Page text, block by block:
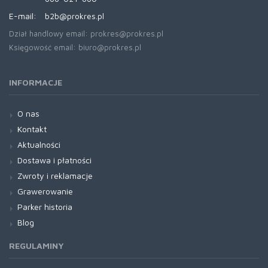
E-mail:
b2b@prokres.pl
Dział handlowy email: prokres@prokres.pl
Księgowość email: biuro@prokres.pl
INFORMACJE
O nas
Kontakt
Aktualności
Dostawa i płatności
Zwroty i reklamacje
Grawerowanie
Parker historia
Blog
REGULAMINY